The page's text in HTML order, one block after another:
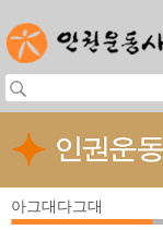
아그대다그대